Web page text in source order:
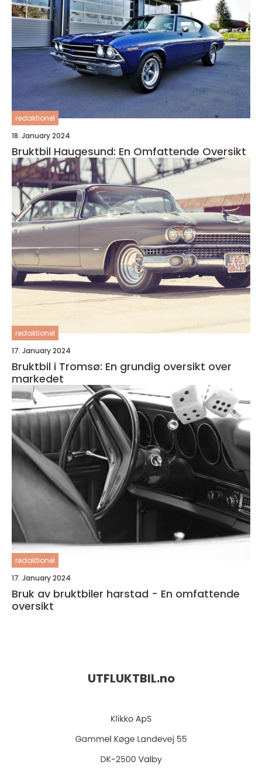
redaktionel
18. January 2024
Bruktbil Haugesund: En Omfattende Oversikt
redaktionel
17. January 2024
Bruktbil i Tromsø: En grundig oversikt over
markedet
redaktionel
17. January 2024
Bruk av bruktbiler harstad - En omfattende
oversikt
UTFLUKTBIL.no